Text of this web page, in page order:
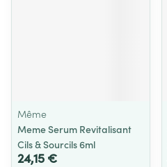
Même
Meme Serum Revitalisant
Cils & Sourcils 6ml
24,15 €